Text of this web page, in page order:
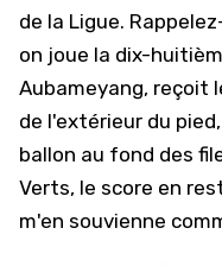
de la Ligue.
on joue la dix-
Aubameyang, reçoit
de l'extérieur du
ballon au fond des
Verts, le score en
m'en souvienne